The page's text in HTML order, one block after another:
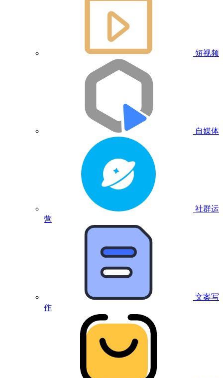
短视频
自媒体
社群运
营
文案写
作